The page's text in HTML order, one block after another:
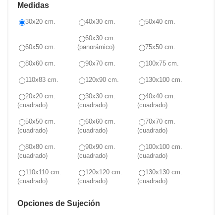
Medidas
30x20 cm. 40x30 cm. 50x40 cm.
60x50 cm.
60x30 cm.
(panorámico)
75x50 cm.
80x60 cm. 90x70 cm. 100x75 cm.
110x83 cm. 120x90 cm. 130x100 cm.
20x20 cm.
(cuadrado)
30x30 cm.
(cuadrado)
40x40 cm.
(cuadrado)
50x50 cm.
(cuadrado)
60x60 cm.
(cuadrado)
70x70 cm.
(cuadrado)
80x80 cm.
(cuadrado)
90x90 cm.
(cuadrado)
100x100 cm.
(cuadrado)
110x110 cm.
(cuadrado)
120x120 cm.
(cuadrado)
130x130 cm.
(cuadrado)
Opciones de Sujeción